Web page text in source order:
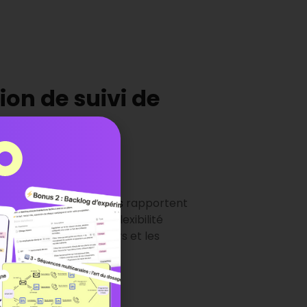
de suivi de
gestion des tâches rapportent
indéniable est la flexibilité
entre les cours et les